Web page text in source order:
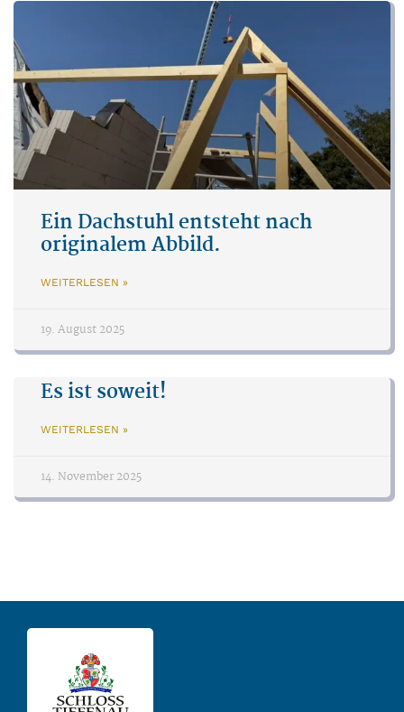
Ein Dachstuhl entsteht nach
originalem Abbild.
WEITERLESEN »
19. August 2025
Es ist soweit!
WEITERLESEN »
14. November 2025